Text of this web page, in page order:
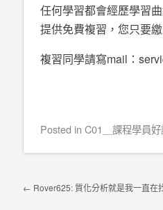
任何學習都會經歷學習
提供免費複習，您只要
複習同學請寫mail：
Posted in C01＿課程學員
Post
← Rover625: 質化分析就是我一直在